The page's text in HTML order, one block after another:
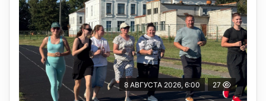
8 АВГУСТА 2026, 6:00 27